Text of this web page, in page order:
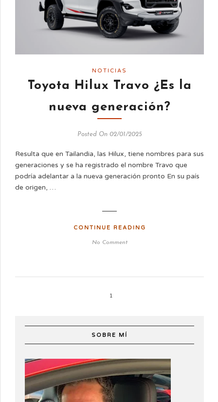
NOTICIAS
Toyota Hilux Travo ¿Es la
nueva generación?
Posted On 02/01/2025
Resulta que en Tailandia, las Hilux, tiene nombres para sus
generaciones y se ha registrado el nombre Travo que
podría adelantar a la nueva generación pronto En su país
de origen, …
CONTINUE READING
No Comment
1
SOBRE MÍ